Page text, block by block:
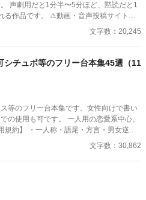
と1
画・音声投稿サイトに
用許可は不要ですが、自作発言や転載は
権は放棄しておりません。必ず作者名の
禁止します) ・語尾変更や方言などの多少
大幅なアレンジや台本の世界観をぶち壊
トなどはご遠慮願います。 その他の
際の注意点】をご覧下さい。
文字数：20,245
シチュボ等のフリー台本集45選（11
等のフリー台本集です。女性向けで書い
の使用も可です。 一人用の恋愛系中心。
に。 ・シチュボ以外にもASMR・ボイス
劇にどうぞお使いください。 ・個人の使
文字数：30,862